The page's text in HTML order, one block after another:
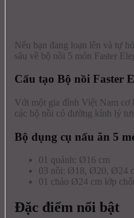
Nếu bạn đang loạn lên và tự
sâu về bộ nồi 5 món Faster
Cấu tạo Bộ nồi Faster
Với một gia đình Việt Nam cơ
các bộ nồi có đường kính lý
Bộ dụng cụ nấu ăn 5
01 quánh: Ø16 cm
03 nồi: Ø18, Ø20, Ø24
01 chảo Ø24 cm lớp
Đặc điểm nổi bật